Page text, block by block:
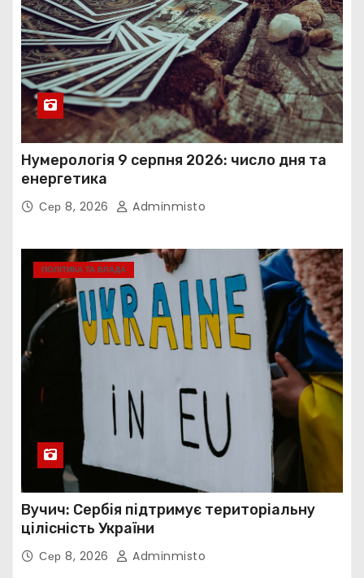
Нумерологія 9 серпня 2026: число дня та
енергетика
Сер 8, 2026 Adminmisto
ПОЛІТИКА ТА ВЛАДА
Вучич: Сербія підтримує територіальну
цілісність України
Сер 8, 2026 Adminmisto